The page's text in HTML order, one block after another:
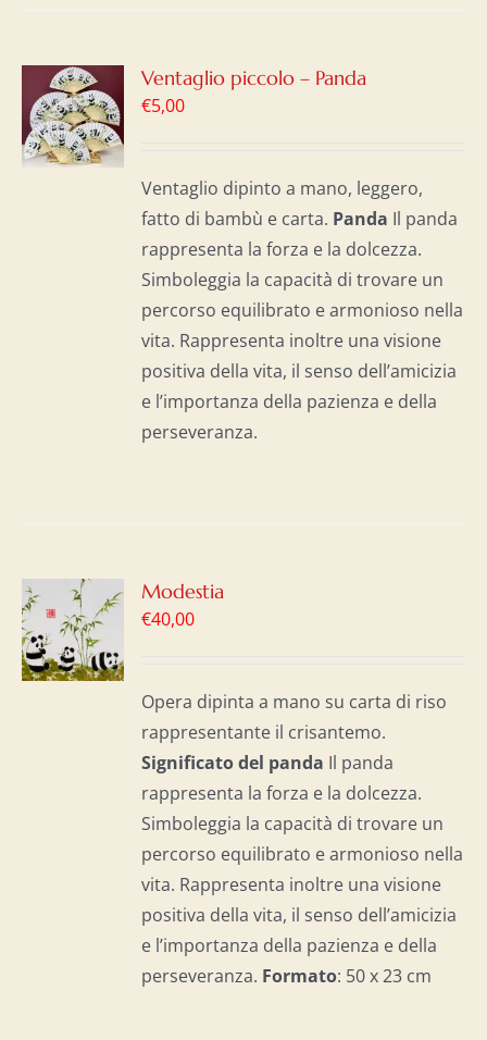
Ventaglio piccolo – Panda
€5,00
Ventaglio dipinto a mano, leggero,
fatto di bambù e carta. Panda Il panda
rappresenta la forza e la dolcezza.
Simboleggia la capacità di trovare un
percorso equilibrato e armonioso nella
vita. Rappresenta inoltre una visione
positiva della vita, il senso dell’amicizia
e l’importanza della pazienza e della
perseveranza.
Modestia
€40,00
Opera dipinta a mano su carta di riso
rappresentante il crisantemo.
Significato del panda Il panda
rappresenta la forza e la dolcezza.
Simboleggia la capacità di trovare un
percorso equilibrato e armonioso nella
vita. Rappresenta inoltre una visione
positiva della vita, il senso dell’amicizia
e l’importanza della pazienza e della
perseveranza. Formato: 50 x 23 cm